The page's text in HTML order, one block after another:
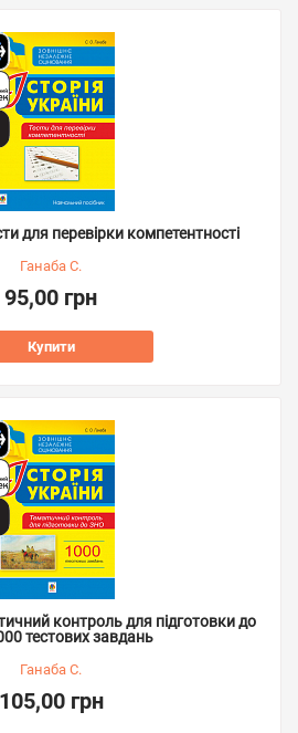
для перевірки компетентності
Ганаба С.
95,00 грн
Купити
контроль для підготовки до
тестових завдань
Ганаба С.
105,00 грн